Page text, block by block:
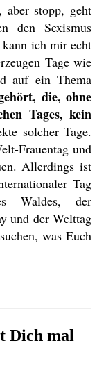
stopp, geht
den Sexismus
ich mir echt
Tage wie
auf ein Thema
die, ohne
Tages, kein
solcher Tage.
Frauentag und
Allerdings ist
Tag
Waldes, der
und der Welttag
was Euch
Dich mal